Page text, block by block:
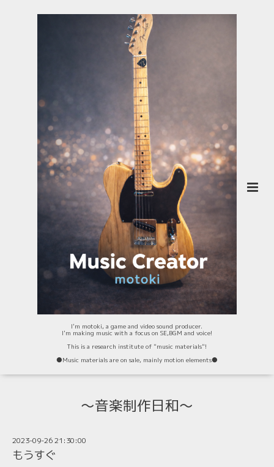
I'm motoki, a game and video sound producer.
I'm making music with a focus on SE,BGM and voice!
This is a research institute of "music materials"!
⚫️Music materials are on sale, mainly motion elements⚫️
〜音楽制作日和〜
2023-09-26 21:30:00
もうすぐ